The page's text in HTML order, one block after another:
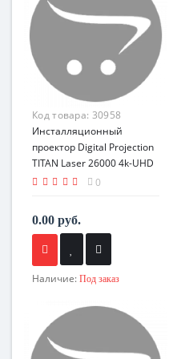
Код товара: 30958
Инсталляционный
проектор Digital Projection
TITAN Laser 26000 4k-UHD
0
0.00 руб.
Наличие: Под заказ